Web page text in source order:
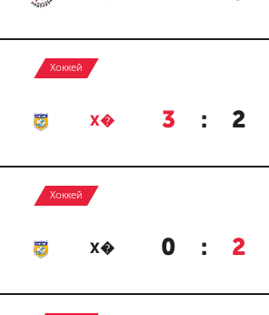
Хоккей
Х� 3 : 2
Хоккей
Х� 0 : 2